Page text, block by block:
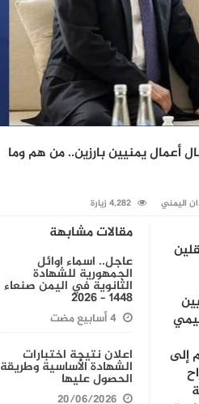
أعمال يمنيين بارزين.. من هم وما
اليمني 4,282 زيارة
مقالات مشابهة
عاجل.. اسماء اوائل
الجمهورية للشهادة
الثانوية في اليمن صنعاء
1448 – 2026
اعلان نتيجة اختبارات
الشهادة الأساسية وطريقة
الحصول عليها
20/06/2026
إلى